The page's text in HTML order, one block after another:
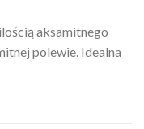
aksamitnego
polewie. Idealna